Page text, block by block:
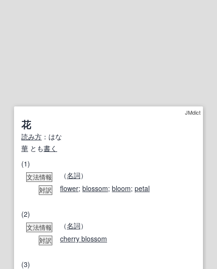
JMdict
花
読み方 ：はな
華 とも書く
(1)
文法情報 （名詞）
対訳 flower; blossom; bloom; petal
(2)
文法情報 （名詞）
対訳 cherry blossom
(3)